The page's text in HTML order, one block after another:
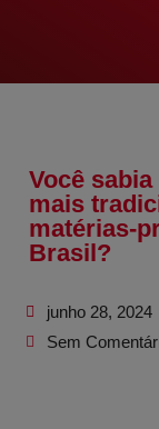
Você
mais
matérias-
Brasil?
junho 28, 2024
Sem